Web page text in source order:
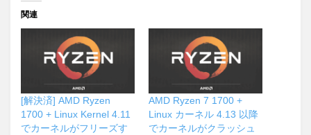
関連
[解決済] AMD Ryzen
1700 + Linux Kernel 4.11
でカーネルがフリーズす
AMD Ryzen 7 1700 +
Linux カーネル 4.13 以降
でカーネルがクラッシュ